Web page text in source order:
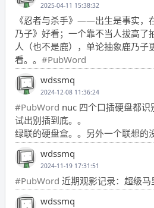
2025-04-11 15:38:32
《忍者与杀手》——出生是事实，
乃子》好看；一个靠不当人拔高了
人（也不是鹿），单论抽象鹿乃子
看。。 #PubWord
wdssmq
2024-12-08 11:36:24
#PubWord nuc 四个口插硬盘都
试出别插到底。。
绿联的硬盘盒。。另外一个联想的
wdssmq
2024-11-19 17:31:51
#PubWord 近期观影记录：超级马
wdssmq